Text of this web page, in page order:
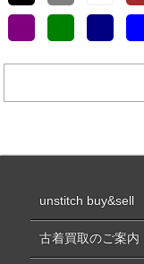
unstitch buy&sell
古着買取のご案内